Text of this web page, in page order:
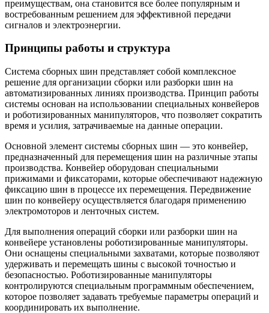
преимуществам, она становится все более популярным и
востребованным решением для эффективной передачи
сигналов и электроэнергии.
Принципы работы и структура
Система сборных шин представляет собой комплексное
решение для организации сборки или разборки шин на
автоматизированных линиях производства. Принцип работы
системы основан на использовании специальных конвейеров
и роботизированных манипуляторов, что позволяет сократить
время и усилия, затрачиваемые на данные операции.
Основной элемент системы сборных шин — это конвейер,
предназначенный для перемещения шин на различные этапы
производства. Конвейер оборудован специальными
прижимами и фиксаторами, которые обеспечивают надежную
фиксацию шин в процессе их перемещения. Передвижение
шин по конвейеру осуществляется благодаря применению
электромоторов и ленточных систем.
Для выполнения операций сборки или разборки шин на
конвейере установлены роботизированные манипуляторы.
Они оснащены специальными захватами, которые позволяют
удерживать и перемещать шины с высокой точностью и
безопасностью. Роботизированные манипуляторы
контролируются специальным программным обеспечением,
которое позволяет задавать требуемые параметры операций и
координировать их выполнение.